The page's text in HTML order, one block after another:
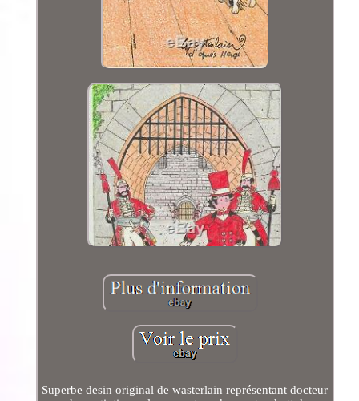
Superbe desin original de wasterlain représentant docteur